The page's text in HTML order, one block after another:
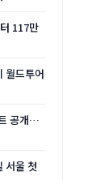
117만
월드투어
공개…
서울 첫